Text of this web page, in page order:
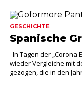
GESCHICHTE
Spanische
In Tagen der „Corona
wieder Vergleiche mit
gezogen, die in den